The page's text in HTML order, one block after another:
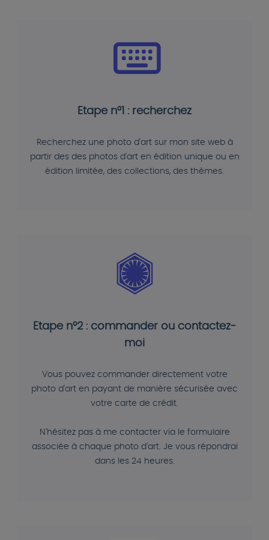
Etape n°1 : recherchez
Recherchez une photo d'art sur mon site web à
partir des des photos d'art en édition unique ou en
édition limitée, des collections, des thèmes.
Etape n°2 : commander ou contactez-
moi
Vous pouvez commander directement votre
photo d'art en payant de manière sécurisée avec
votre carte de crédit.
N'hésitez pas à me contacter via le formulaire
associée à chaque photo d'art. Je vous répondrai
dans les 24 heures.